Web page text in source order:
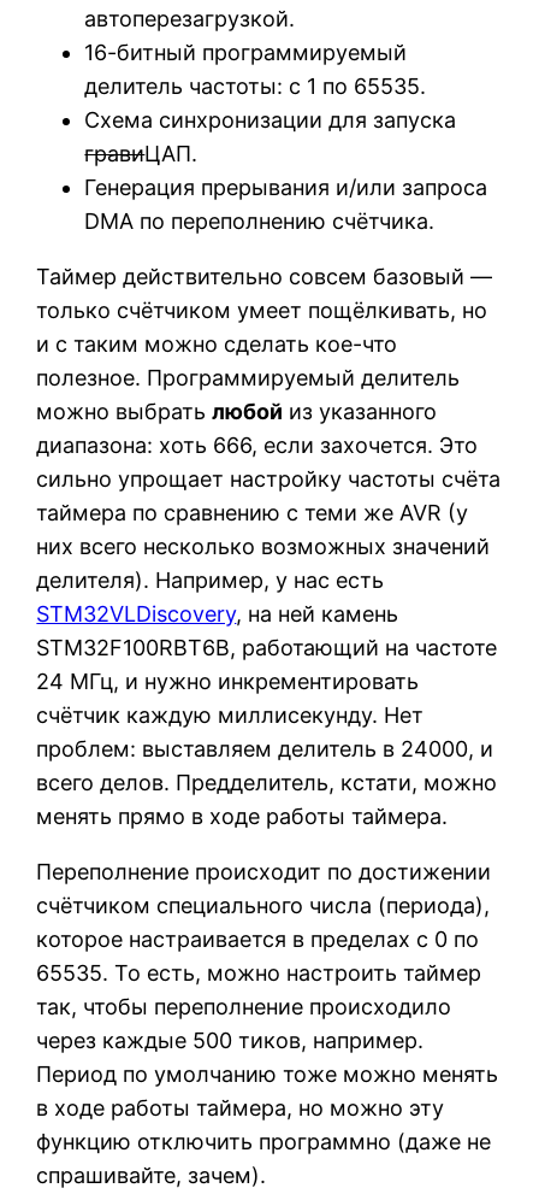
автоперезагрузкой.
16-битный программируемый
делитель частоты: с 1 по 65535.
Схема синхронизации для запуска
гравиЦАП.
Генерация прерывания и/или запроса
DMA по переполнению счётчика.
Таймер действительно совсем базовый —
только счётчиком умеет пощёлкивать, но
и с таким можно сделать кое-что
полезное. Программируемый делитель
можно выбратьлюбой из указанного
диапазона: хоть 666, если захочется. Это
сильно упрощает настройку частоты счёта
таймера по сравнению с теми же AVR (у
них всего несколько возможных значений
делителя). Например, у нас есть
STM32VLDiscovery, на ней камень
STM32F100RBT6B, работающий на частоте
24 МГц, и нужно инкрементировать
счётчик каждую миллисекунду. Нет
проблем: выставляем делитель в 24000, и
всего делов. Предделитель, кстати, можно
менять прямо в ходе работы таймера.
Переполнение происходит по достижении
счётчиком специального числа (периода),
которое настраивается в пределах с 0 по
65535. То есть, можно настроить таймер
так, чтобы переполнение происходило
через каждые 500 тиков, например.
Период по умолчанию тоже можно менять
в ходе работы таймера, но можно эту
функцию отключить программно (даже не
спрашивайте, зачем).